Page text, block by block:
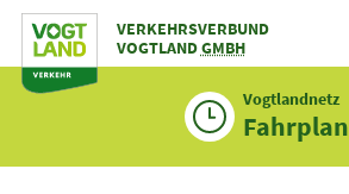
Zum
Inhalt
VERKEHRSVERBUND
VOGTLANDGMBH
Vogtlandnetz
Fahrplan